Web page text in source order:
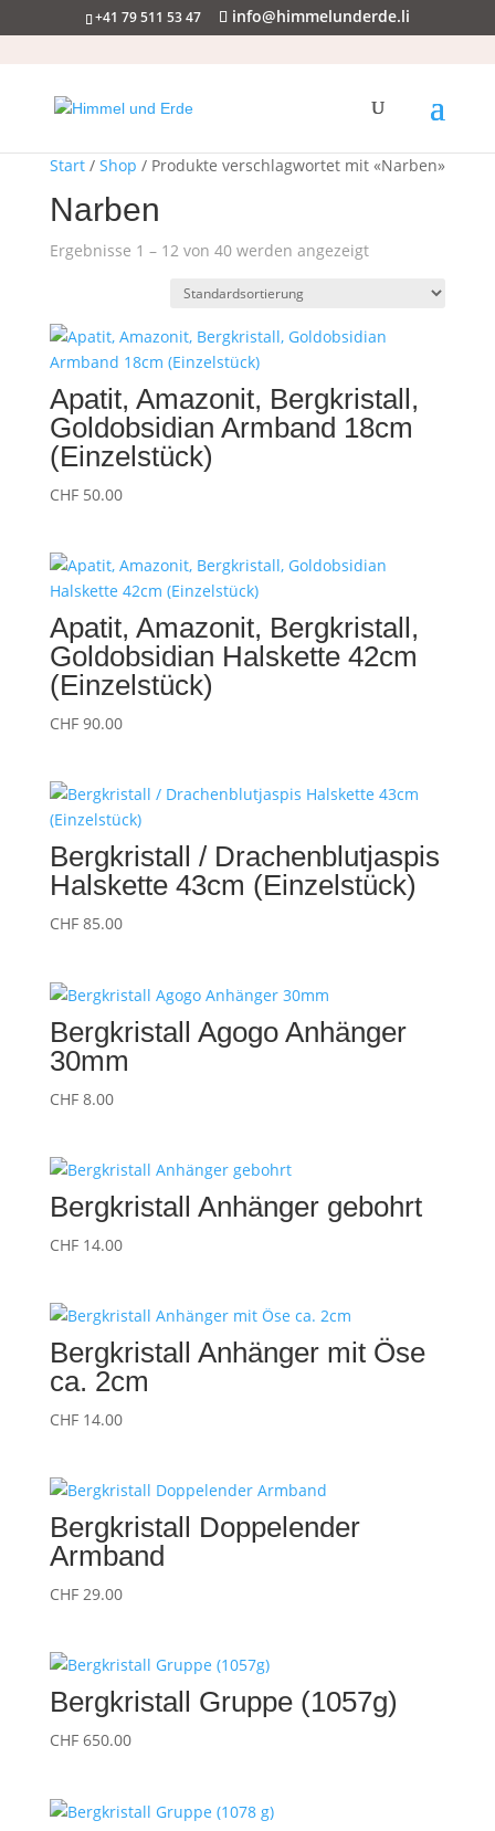
+41 79 511 53 47 info@himmelunderde.li
Start/ Shop / Produkte verschlagwortet mit «Narben»
Narben
Ergebnisse 1 – 12 von 40 werden angezeigt
Apatit, Amazonit, Bergkristall,
Goldobsidian Armband 18cm
(Einzelstück)
CHF50.00
Apatit, Amazonit, Bergkristall,
Goldobsidian Halskette 42cm
(Einzelstück)
CHF90.00
Bergkristall / Drachenblutjaspis
Halskette 43cm (Einzelstück)
CHF85.00
Bergkristall Agogo Anhänger
30mm
CHF8.00
Bergkristall Anhänger gebohrt
CHF14.00
Bergkristall Anhänger mit Öse
ca. 2cm
CHF14.00
Bergkristall Doppelender
Armband
CHF29.00
Bergkristall Gruppe (1057g)
CHF650.00